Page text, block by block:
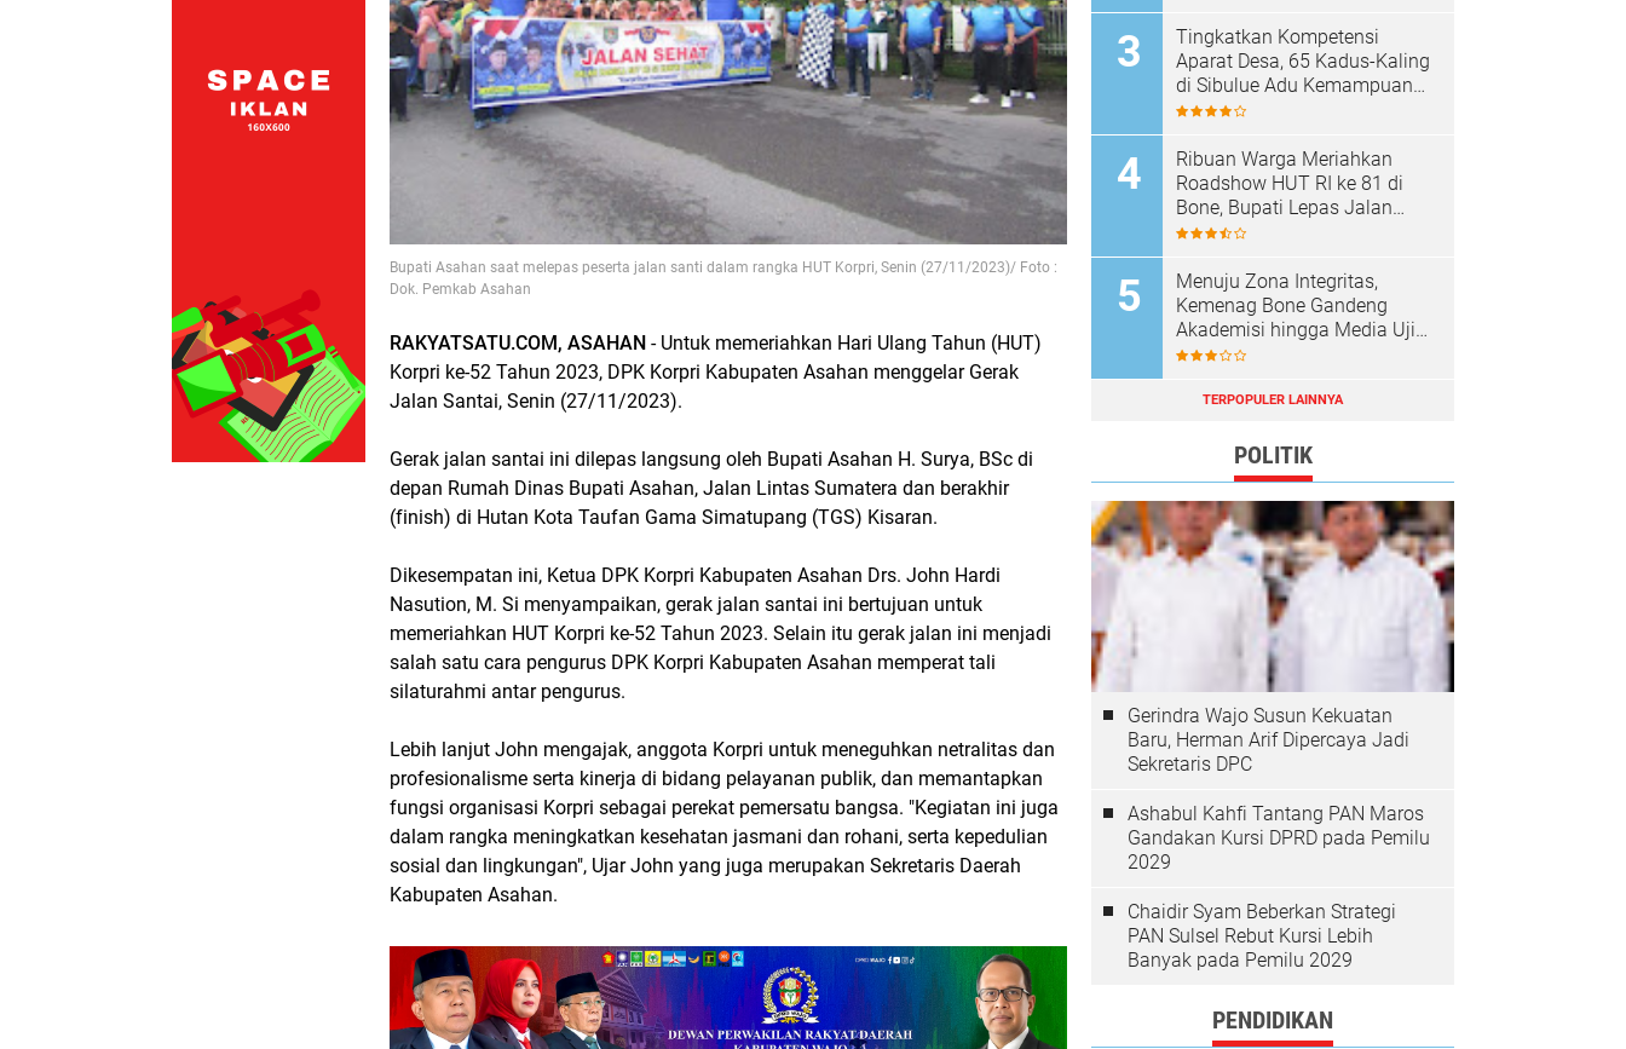
Bupati Asahan saat melepas peserta jalan santi dalam rangka HUT Korpri, Senin (27/11/2023)/ Foto :
Dok. Pemkab Asahan
RAKYATSATU.COM, ASAHAN - Untuk memeriahkan Hari Ulang Tahun (HUT)
Korpri ke-52 Tahun 2023, DPK Korpri Kabupaten Asahan menggelar Gerak
Jalan Santai, Senin (27/11/2023).
Gerak jalan santai ini dilepas langsung oleh Bupati Asahan H. Surya, BSc di
depan Rumah Dinas Bupati Asahan, Jalan Lintas Sumatera dan berakhir
(finish) di Hutan Kota Taufan Gama Simatupang (TGS) Kisaran.
Dikesempatan ini, Ketua DPK Korpri Kabupaten Asahan Drs. John Hardi
Nasution, M. Si menyampaikan, gerak jalan santai ini bertujuan untuk
memeriahkan HUT Korpri ke-52 Tahun 2023. Selain itu gerak jalan ini menjadi
salah satu cara pengurus DPK Korpri Kabupaten Asahan memperat tali
silaturahmi antar pengurus.
Lebih lanjut John mengajak, anggota Korpri untuk meneguhkan netralitas dan
profesionalisme serta kinerja di bidang pelayanan publik, dan memantapkan
fungsi organisasi Korpri sebagai perekat pemersatu bangsa. "Kegiatan ini juga
dalam rangka meningkatkan kesehatan jasmani dan rohani, serta kepedulian
sosial dan lingkungan", Ujar John yang juga merupakan Sekretaris Daerah
Kabupaten Asahan.
Tingkatkan Kompetensi
Aparat Desa, 65 Kadus-Kaling
di Sibulue Adu Kemampuan
Berpidato
Ribuan Warga Meriahkan
Roadshow HUT RI ke 81 di
Bone, Bupati Lepas Jalan
Santai
Menuju Zona Integritas,
Kemenag Bone Gandeng
Akademisi hingga Media Uji
Standar Pelayanan
TERPOPULER LAINNYA
POLITIK
Gerindra Wajo Susun Kekuatan
Baru, Herman Arif Dipercaya Jadi
Sekretaris DPC
Ashabul Kahfi Tantang PAN Maros
Gandakan Kursi DPRD pada Pemilu
2029
Chaidir Syam Beberkan Strategi
PAN Sulsel Rebut Kursi Lebih
Banyak pada Pemilu 2029
PENDIDIKAN